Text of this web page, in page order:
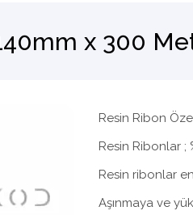
x 300
Resin Ribon
Resin Ribonlar ;
Resin ribonlar
Aşınmaya ve